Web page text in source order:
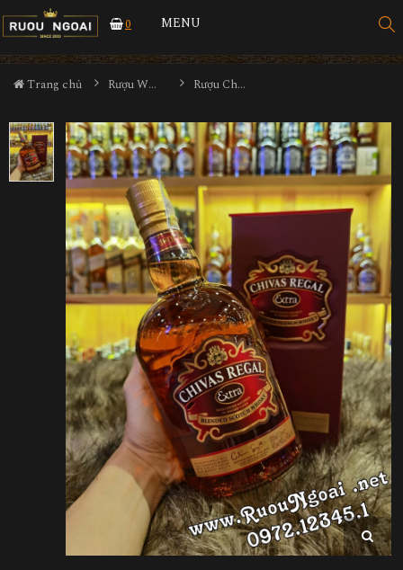
0 MENU
Trang chủ Rượu Whisky Rượu Chivas Regal Extra 1000ml